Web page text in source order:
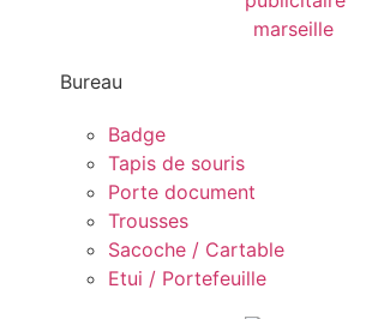
Bureau
Badge
Tapis de souris
Porte document
Trousses
Sacoche / Cartable
Etui / Portefeuille